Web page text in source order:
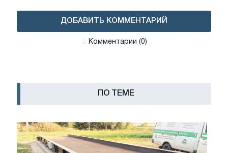
ДОБАВИТЬ КОММЕНТАРИЙ
Комментарии (0)
ПО ТЕМЕ